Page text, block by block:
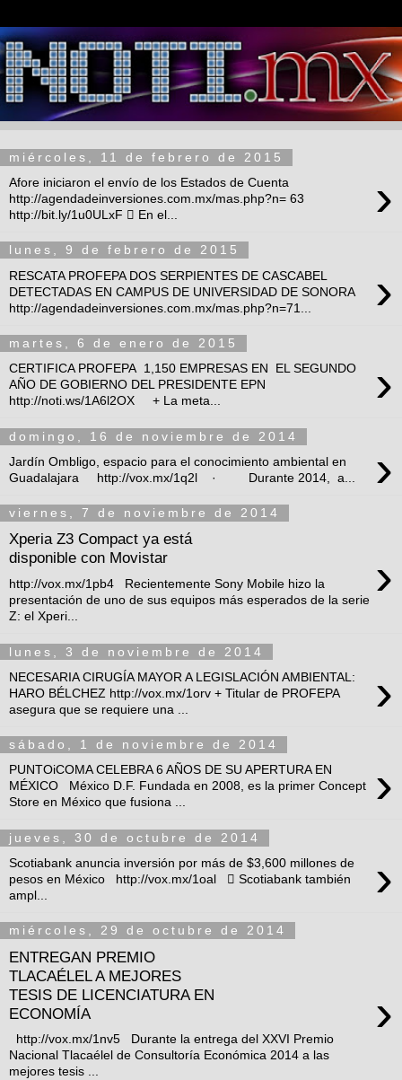
miércoles, 11 de febrero de 2015
›
Afore iniciaron el envío de los Estados de Cuenta
http://agendadeinversiones.com.mx/mas.php?n= 63
http://bit.ly/1u0ULxF  En el...
lunes, 9 de febrero de 2015
›
RESCATA PROFEPA DOS SERPIENTES DE CASCABEL
DETECTADAS EN CAMPUS DE UNIVERSIDAD DE SONORA
http://agendadeinversiones.com.mx/mas.php?n=71...
martes, 6 de enero de 2015
›
CERTIFICA PROFEPA 1,150 EMPRESAS EN EL SEGUNDO
AÑO DE GOBIERNO DEL PRESIDENTE EPN
http://noti.ws/1A6l2OX + La meta...
domingo, 16 de noviembre de 2014
›
Jardín Ombligo, espacio para el conocimiento ambiental en
Guadalajara http://vox.mx/1q2l · Durante 2014, a...
viernes, 7 de noviembre de 2014
Xperia Z3 Compact ya está
disponible con Movistar
›
http://vox.mx/1pb4 Recientemente Sony Mobile hizo la
presentación de uno de sus equipos más esperados de la serie
Z: el Xperi...
lunes, 3 de noviembre de 2014
›
NECESARIA CIRUGÍA MAYOR A LEGISLACIÓN AMBIENTAL:
HARO BÉLCHEZ http://vox.mx/1orv + Titular de PROFEPA
asegura que se requiere una ...
sábado, 1 de noviembre de 2014
›
PUNTOiCOMA CELEBRA 6 AÑOS DE SU APERTURA EN
MÉXICO México D.F. Fundada en 2008, es la primer Concept
Store en México que fusiona ...
jueves, 30 de octubre de 2014
›
Scotiabank anuncia inversión por más de $3,600 millones de
pesos en México http://vox.mx/1oal  Scotiabank también
ampl...
miércoles, 29 de octubre de 2014
ENTREGAN PREMIO
TLACAÉLEL A MEJORES
TESIS DE LICENCIATURA EN
ECONOMÍA
›
http://vox.mx/1nv5 Durante la entrega del XXVI Premio
Nacional Tlacaélel de Consultoría Económica 2014 a las
mejores tesis ...